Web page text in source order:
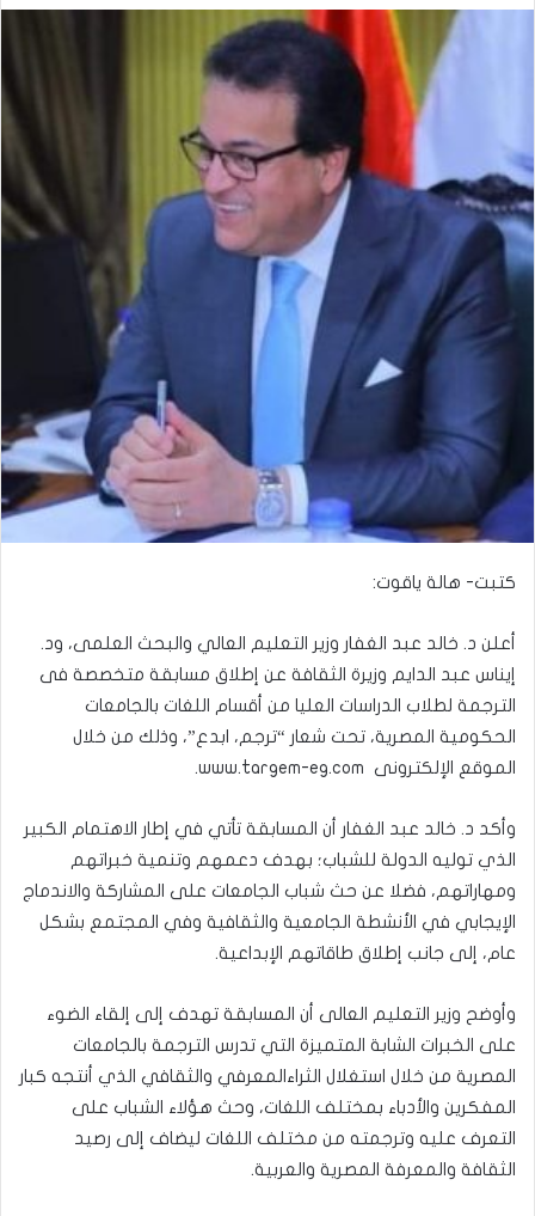
كتبت- هالة ياقوت:
أعلن د. خالد عبد الغفار وزير التعليم العالي والبحث العلمى، ود.
إيناس عبد الدايم وزيرة الثقافة عن إطلاق مسابقة متخصصة فى
الترجمة لطلاب الدراسات العليا من أقسام اللغات بالجامعات
الحكومية المصرية، تحت شعار “ترجم، ابدع”، وذلك من خلال
الموقع الإلكترونى www.targem-eg.com.
وأكد د. خالد عبد الغفار أن المسابقة تأتي في إطار الاهتمام الكبير
الذي توليه الدولة للشباب؛ بهدف دعمهم وتنمية خبراتهم
ومهاراتهم، فضلا عن حث شباب الجامعات على المشاركة والاندماج
الإيجابي في الأنشطة الجامعية والثقافية وفي المجتمع بشكل
عام، إلى جانب إطلاق طاقاتهم الإبداعية.
وأوضح وزير التعليم العالى أن المسابقة تهدف إلى إلقاء الضوء
على الخبرات الشابة المتميزة التي تدرس الترجمة بالجامعات
المصرية من خلال استغلال الثراءالمعرفي والثقافي الذي أنتجه كبار
المفكرين والأدباء بمختلف اللغات، وحث هؤلاء الشباب على
التعرف عليه وترجمته من مختلف اللغات ليضاف إلى رصيد
الثقافة والمعرفة المصرية والعربية.